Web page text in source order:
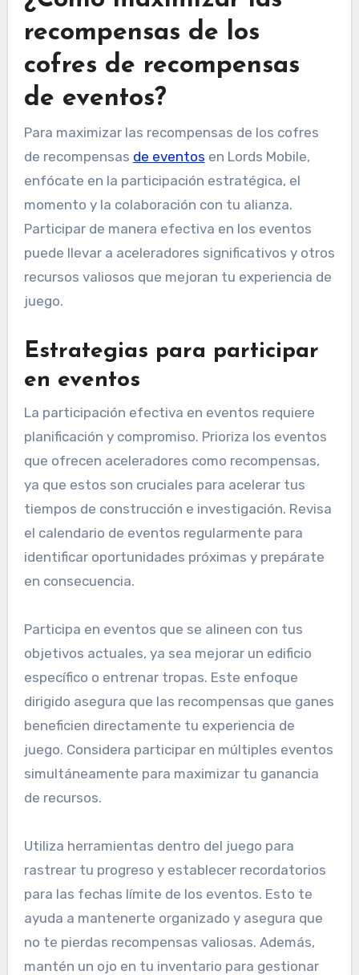
recompensas de los
cofres de recompensas
de eventos?
Para maximizar las recompensas de los cofres
de recompensas de eventos en Lords Mobile,
enfócate en la participación estratégica, el
momento y la colaboración con tu alianza.
Participar de manera efectiva en los eventos
puede llevar a aceleradores significativos y otros
recursos valiosos que mejoran tu experiencia de
juego.
Estrategias para participar
en eventos
La participación efectiva en eventos requiere
planificación y compromiso. Prioriza los eventos
que ofrecen aceleradores como recompensas,
ya que estos son cruciales para acelerar tus
tiempos de construcción e investigación. Revisa
el calendario de eventos regularmente para
identificar oportunidades próximas y prepárate
en consecuencia.
Participa en eventos que se alineen con tus
objetivos actuales, ya sea mejorar un edificio
específico o entrenar tropas. Este enfoque
dirigido asegura que las recompensas que ganes
beneficien directamente tu experiencia de
juego. Considera participar en múltiples eventos
simultáneamente para maximizar tu ganancia
de recursos.
Utiliza herramientas dentro del juego para
rastrear tu progreso y establecer recordatorios
para las fechas límite de los eventos. Esto te
ayuda a mantenerte organizado y asegura que
no te pierdas recompensas valiosas. Además,
mantén un ojo en tu inventario para gestionar